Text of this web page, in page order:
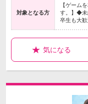
対象となる方
【ゲーム
す。】◆
卒生も大
気になる